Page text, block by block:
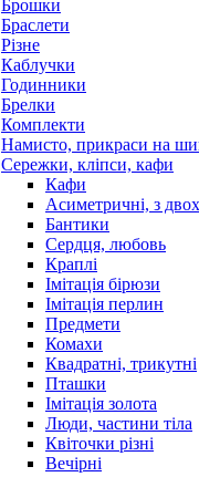
Брошки
Браслети
Різне
Каблучки
Годинники
Брелки
Комплекти
Намисто, прикраси на
Сережки, кліпси, кафи
Кафи
Асиметричні, з
Бантики
Сердця, любовь
Краплі
Імітація бірюзи
Імітація перлин
Предмети
Комахи
Квадратні, трикутні
Пташки
Імітація золота
Люди, частини тіла
Квіточки різні
Вечірні